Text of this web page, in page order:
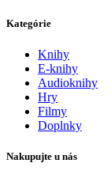
Kategórie
Knihy
E-knihy
Audioknihy
Hry
Filmy
Doplnky
Nakupujte u nás